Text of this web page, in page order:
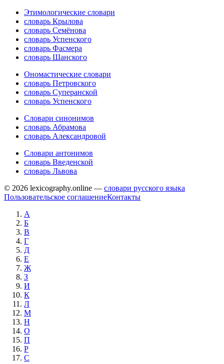
Этимологические словари
словарь Крылова
словарь Семёнова
словарь Успенского
словарь Фасмера
словарь Шанского
Ономастические словари
словарь Петровского
словарь Суперанской
словарь Успенского
Словари синонимов
словарь Абрамова
словарь Александровой
Словари антонимов
словарь Введенской
словарь Львова
© 2026 lexicography.online — словари русского языка
Пользовательское соглашениеКонтакты
А
Б
В
Г
Д
Е
Ж
З
И
К
Л
М
Н
О
П
Р
С